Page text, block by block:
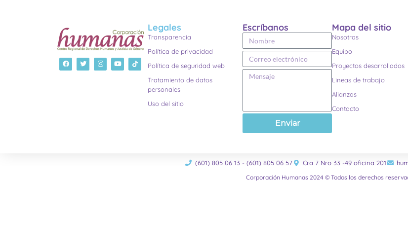
Legales
Transparencia
Política de privacidad
Política de seguridad web
Tratamiento de datos
personales
Uso del sitio
Escríbanos
Enviar
Mapa del sitio
Nosotras
Equipo
Proyectos desarrollados
Lineas de trabajo
Alianzas
Contacto
(601) 805 06 13 - (601) 805 06 57 Cra 7 Nro 33 -49 oficina 201
Corporación Humanas 2024 © Todos los derechos